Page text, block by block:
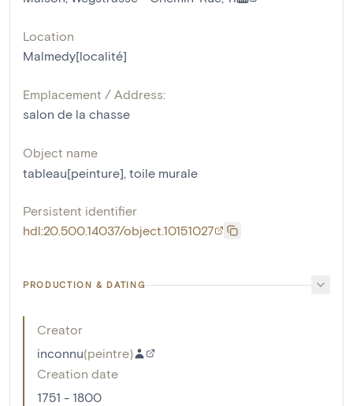
Location
Malmedy[localité]
Emplacement / Address:
salon de la chasse
Object name
tableau[peinture], toile murale
Persistent identifier
hdl:20.500.14037/object.10151027
PRODUCTION & DATING
Creator
inconnu(peintre)
Creation date
1751 - 1800